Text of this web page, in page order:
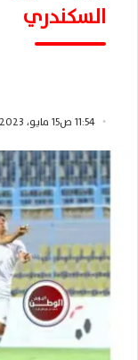
السكندري
11:54 ص15 مايو، 2023